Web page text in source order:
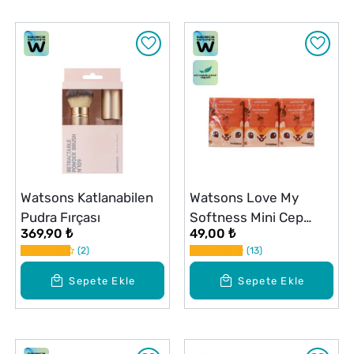
Sepete Ekle
Watsons Katlanabilen
Pudra Fırçası
369,90 ₺
2
Sepete Ekle
Watsons Love My
Softness Mini Cep
Mendili Sincap 10x6
49,00 ₺
13